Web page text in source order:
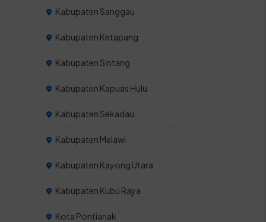
Kabupaten Sanggau
Kabupaten Ketapang
Kabupaten Sintang
Kabupaten Kapuas Hulu
Kabupaten Sekadau
Kabupaten Melawi
Kabupaten Kayong Utara
Kabupaten Kubu Raya
Kota Pontianak